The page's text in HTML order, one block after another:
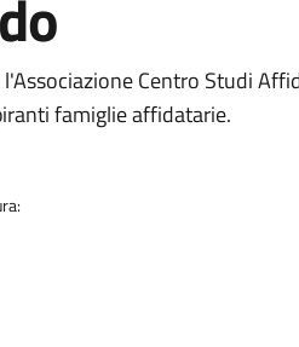
Centro Studi
famiglie affidatarie.